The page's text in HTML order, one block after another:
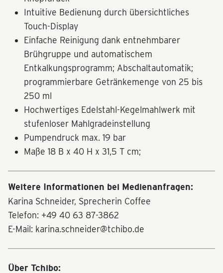
Intuitive Bedienung durch übersichtliches
Touch-Display
Einfache Reinigung dank entnehmbarer
Brühgruppe und automatischem
Entkalkungsprogramm; Abschaltautomatik;
programmierbare Getränkemenge von 25 bis
250 ml
Hochwertiges Edelstahl-Kegelmahlwerk mit
stufenloser Mahlgradeinstellung
Pumpendruck max. 19 bar
Maße 18 B x 40 H x 31,5 T cm;
Weitere Informationen bei Medienanfragen:
Karina Schneider, Sprecherin Coffee
Telefon: +49 40 63 87-3862
E-Mail: karina.schneider@tchibo.de
Über Tchibo: